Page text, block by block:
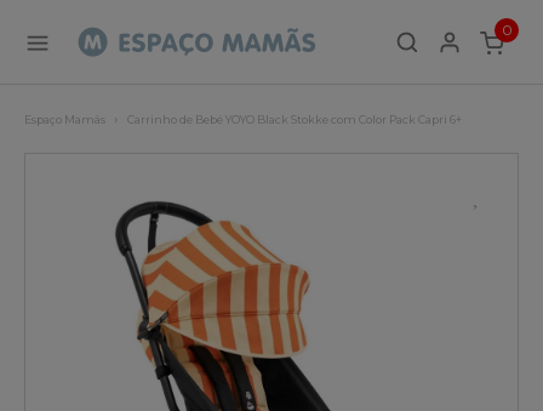
0
ITEMS
Espaço Mamãs Carrinho de Bebé YOYO Black Stokke com Color Pack Capri 6+